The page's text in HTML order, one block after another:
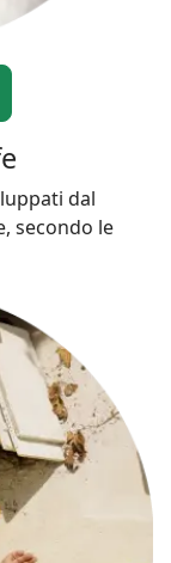
dal
secondo le